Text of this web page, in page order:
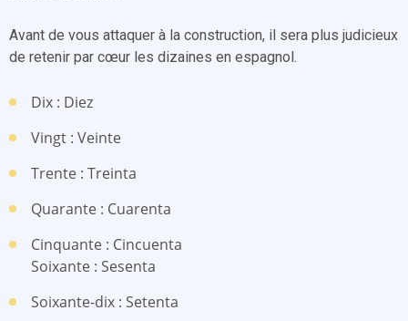
Avant de vous attaquer à la construction, il sera plus judicieux
de retenir par cœur les dizaines en espagnol.
Dix : Diez
Vingt : Veinte
Trente : Treinta
Quarante : Cuarenta
Cinquante : Cincuenta
Soixante : Sesenta
Soixante-dix : Setenta